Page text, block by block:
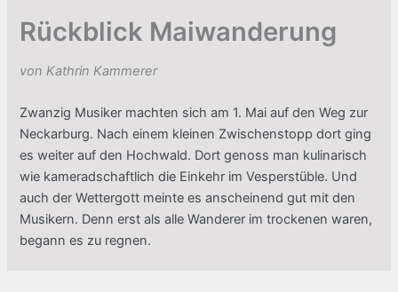
Rückblick Maiwanderung
von Kathrin Kammerer
Zwanzig Musiker machten sich am 1. Mai auf den Weg zur
Neckarburg. Nach einem kleinen Zwischenstopp dort ging
es weiter auf den Hochwald. Dort genoss man kulinarisch
wie kameradschaftlich die Einkehr im Vesperstüble. Und
auch der Wettergott meinte es anscheinend gut mit den
Musikern. Denn erst als alle Wanderer im trockenen waren,
begann es zu regnen.